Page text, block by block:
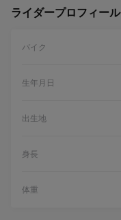
ライダープロフィール
バイク
生年月日
出生地
身長
体重